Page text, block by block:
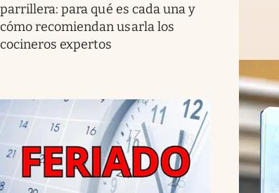
parrillera: para qué es cada una y
cómo recomiendan usarla los
cocineros expertos